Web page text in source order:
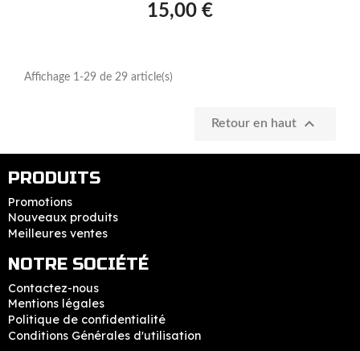
15,00 €
Affichage 1-29 de 29 article(s)
Retour en haut 
PRODUITS
Promotions
Nouveaux produits
Meilleures ventes
NOTRE SOCIÉTÉ
Contactez-nous
Mentions légales
Politique de confidentialité
Conditions Générales d'utilisation